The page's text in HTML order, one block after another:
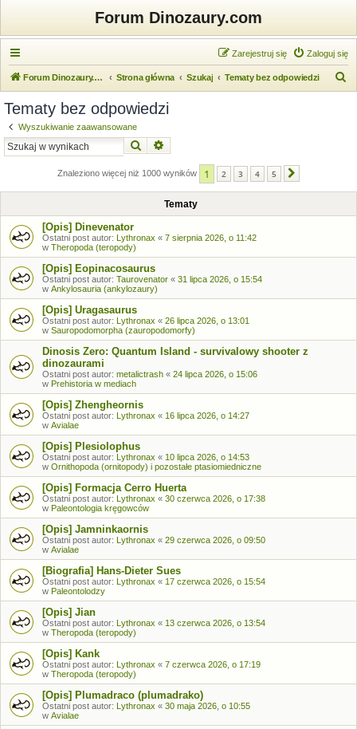
Forum Dinozaury.com
Zaloguj się
Zarejestruj się
Forum Dinozaury.com Strona główna Szukaj Tematy bez odpowiedzi
Tematy bez odpowiedzi
Wyszukiwanie zaawansowane
Szukaj
Znaleziono więcej niż 1000 wyników 1 2 3 4 5
Tematy
[Opis] Dinevenator
Ostatni post autor: Lythronax « 7 sierpnia 2026, o 11:42
w Theropoda (teropody)
[Opis] Eopinacosaurus
Ostatni post autor: Taurovenator « 31 lipca 2026, o 15:54
w Ankylosauria (ankylozaury)
[Opis] Uragasaurus
Ostatni post autor: Lythronax « 26 lipca 2026, o 13:01
w Sauropodomorpha (zauropodomorfy)
Dinosis Zero: Quantum Island - survivalowy shooter z
dinozaurami
Ostatni post autor: metalictrash « 24 lipca 2026, o 15:06
w Prehistoria w mediach
[Opis] Zhengheornis
Ostatni post autor: Lythronax « 16 lipca 2026, o 14:27
w Avialae
[Opis] Plesiolophus
Ostatni post autor: Lythronax « 10 lipca 2026, o 14:53
w Ornithopoda (ornitopody) i pozostałe ptasiomiedniczne
[Opis] Formacja Cerro Huerta
Ostatni post autor: Lythronax « 30 czerwca 2026, o 17:38
w Paleontologia kręgowców
[Opis] Jamninkaornis
Ostatni post autor: Lythronax « 29 czerwca 2026, o 09:50
w Avialae
[Biografia] Hans-Dieter Sues
Ostatni post autor: Lythronax « 17 czerwca 2026, o 15:54
w Paleontolodzy
[Opis] Jian
Ostatni post autor: Lythronax « 13 czerwca 2026, o 13:54
w Theropoda (teropody)
[Opis] Kank
Ostatni post autor: Lythronax « 7 czerwca 2026, o 17:19
w Theropoda (teropody)
[Opis] Plumadraco (plumadrako)
Ostatni post autor: Lythronax « 30 maja 2026, o 10:55
w Avialae